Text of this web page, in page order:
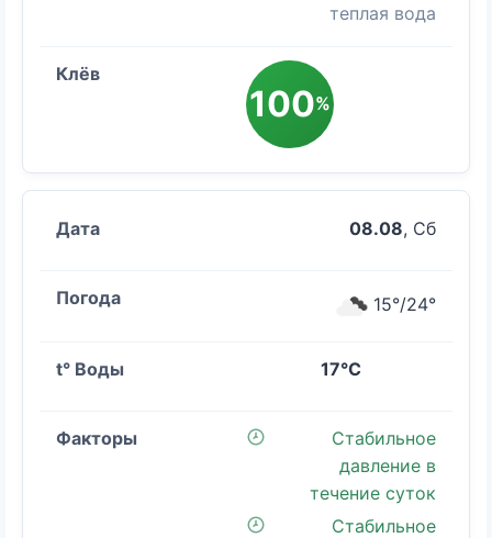
теплая вода
100%
08.08, Сб
15°/24°
17°C
Стабильное
давление в
течение суток
Стабильное